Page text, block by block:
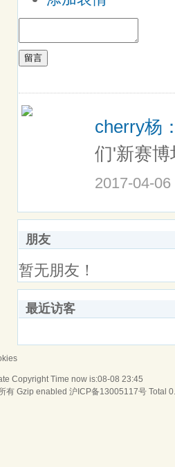
留言
cherry杨
们'新赛
2017-04-06
朋友
暂无朋友！
最近访客
Copyright Time now is:08-08 23:45
有 Gzip enabled 沪ICP备13005117号 Total